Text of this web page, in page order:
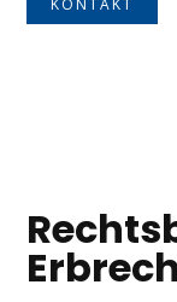
KONTAKT